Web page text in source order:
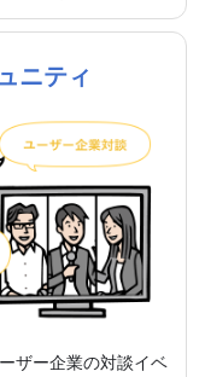
ニティ
ザー企業の対談イベ